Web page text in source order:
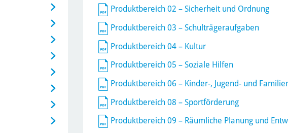
Produktbereich 02 – Sicherheit und Ordnung
Produktbereich 03 – Schulträgeraufgaben
Produktbereich 04 – Kultur
Produktbereich 05 – Soziale Hilfen
Produktbereich 06 – Kinder-, Jugend- und
Produktbereich 08 – Sportförderung
Produktbereich 09 – Räumliche Planung und